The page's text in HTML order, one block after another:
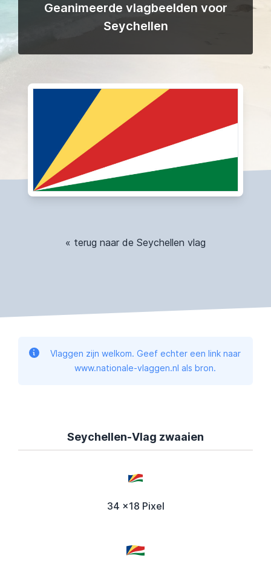
Geanimeerde vlagbeelden voor
Seychellen
« terug naar de Seychellen vlag
Vlaggen zijn welkom. Geef echter een link naar
www.nationale-vlaggen.nl als bron.
Seychellen-Vlag zwaaien
34 x18 Pixel